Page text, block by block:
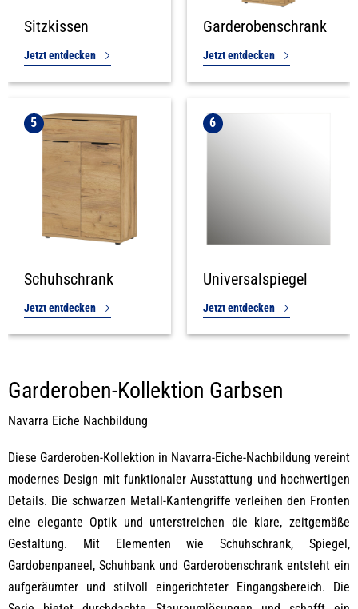
Sitzkissen
Jetzt entdecken
Garderobenschrank
Jetzt entdecken
5
Schuhschrank
Jetzt entdecken
6
Universalspiegel
Jetzt entdecken
Garderoben-Kollektion Garbsen
Navarra Eiche Nachbildung
Diese Garderoben-Kollektion in Navarra-Eiche-Nachbildung vereint
modernes Design mit funktionaler Ausstattung und hochwertigen
Details. Die schwarzen Metall-Kantengriffe verleihen den Fronten
eine elegante Optik und unterstreichen die klare, zeitgemäße
Gestaltung. Mit Elementen wie Schuhschrank, Spiegel,
Gardobenpaneel, Schuhbank und Garderobenschrank entsteht ein
aufgeräumter und stilvoll eingerichteter Eingangsbereich. Die